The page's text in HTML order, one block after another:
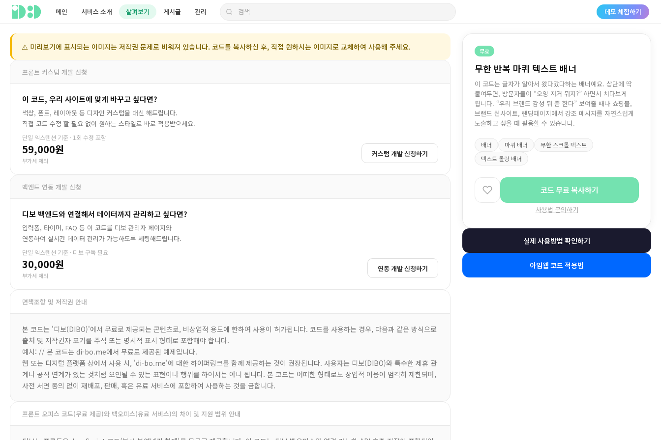
메인 서비스 소개 살펴보기 게시글 관리 문서 데모 체험하기
⚠️ 미리보기에 표시되는 이미지는 저작권 문제로 비워져 있습니다. 코드를 복사하신 후, 직접 원하시는 이미지로 교체하여 사용해 주세요.
프론트 커스텀 개발 신청
이 코드, 우리 사이트에 맞게 바꾸고 싶다면?
색상, 폰트, 레이아웃 등 디자인 커스텀을 대신 해드립니다.
직접 코드 수정 할 필요 없이 원하는 스타일로 바로 적용받으세요.
단일 익스텐션 기준 · 1회 수정 포함
59,000원
부가세 제외
커스텀 개발 신청하기
백엔드 연동 개발 신청
디보 백엔드와 연결해서 데이터까지 관리하고 싶다면?
입력폼, 타이머, FAQ 등 이 코드를 디보 관리자 페이지와
연동하여 실시간 데이터 관리가 가능하도록 세팅해드립니다.
단일 익스텐션 기준 · 디보 구독 필요
30,000원
부가세 제외
연동 개발 신청하기
면책조항 및 저작권 안내
본 코드는 '디보(DIBO)'에서 무료로 제공되는 콘텐츠로, 비상업적 용도에 한하여 사용이 허가됩니다. 코드를 사용하는 경우, 다음과 같은 방식으로
출처 및 저작권자 표기를 주석 또는 명시적 표시 형태로 포함해야 합니다.
예시: // 본 코드는 di-bo.me에서 무료로 제공된 예제입니다.
웹 또는 디지털 플랫폼 상에서 사용 시, 'di-bo.me'에 대한 하이퍼링크를 함께 제공하는 것이 권장됩니다. 사용자는 디보(DIBO)와 특수한 제휴 관
계나 공식 연계가 있는 것처럼 오인될 수 있는 표현이나 행위를 하여서는 아니 됩니다. 본 코드는 어떠한 형태로도 상업적 이용이 엄격히 제한되며,
사전 서면 동의 없이 재배포, 판매, 혹은 유료 서비스에 포함하여 사용하는 것을 금합니다.
프론트 오피스 코드(무료 제공)와 백오피스(유료 서비스)의 차이 및 지원 범위 안내
무료
무한 반복 마퀴 텍스트 배너
이 코드는 글자가 알아서 왔다갔다하는 배너예요. 상단에 딱
붙여두면, 방문자들이 “오잉 저거 뭐지?” 하면서 쳐다보게
됩니다. “우리 브랜드 감성 뭐 좀 한다” 보여줄 때나 쇼핑몰,
브랜드 웹사이트, 랜딩페이지에서 강조 메시지를 자연스럽게
노출하고 싶을 때 활용할 수 있습니다.
배너 마퀴 배너
무한 스크롤 텍스트
텍스트 롤링 배너
코드 무료 복사하기
사용법 문의하기
실제 사용방법 확인하기
아임웹 코드 적용법